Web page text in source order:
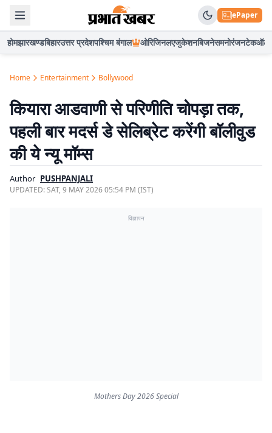
ePaper
होमझारखण्डबिहारउत्तर प्रदेशपश्चिम बंगाल ओरिजिनलएजुकेशनबिजनेसमनोरंजनटेकऑटो
Home Entertainment Bollywood
कियारा आडवाणी से परिणीति चोपड़ा तक,
पहली बार मदर्स डे सेलिब्रेट करेंगी बॉलीवुड
की ये न्यू मॉम्स
Author PUSHPANJALI
UPDATED:SAT, 9 MAY 2026 05:54 PM (IST)
विज्ञापन
Mothers Day 2026 Special